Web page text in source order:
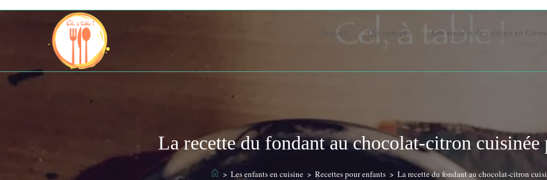
Skip
Accueil Qui suis-je ? Les ateliers de cuisine en
La recette du fondant au chocolat-citron cuisinée
> Les enfants en cuisine > Recettes pour enfants > La recette du fondant au chocolat-citron